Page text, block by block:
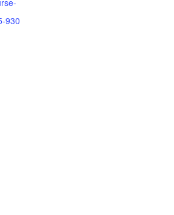
930